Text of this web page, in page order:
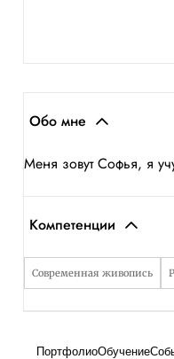
Обо мне
Меня зовут Софья, я
Компетенции
Современная живопись
ПортфолиоОбучение